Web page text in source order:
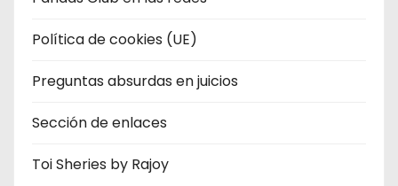
Política de cookies (UE)
Preguntas absurdas en juicios
Sección de enlaces
Toi Sheries by Rajoy